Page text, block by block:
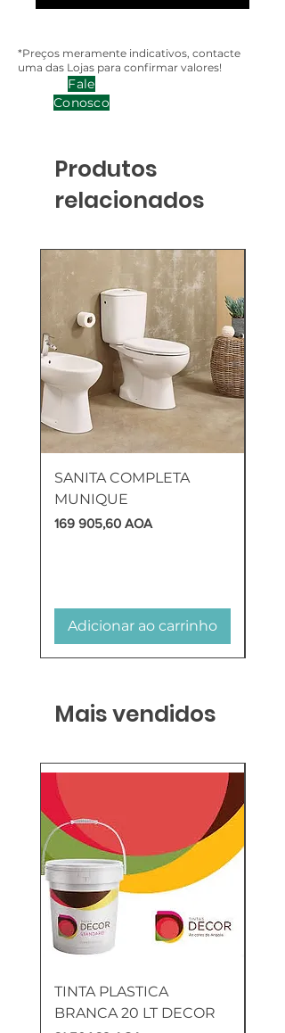
*Preços meramente indicativos, contacte
uma das Lojas para confirmar valores!
Fale
Conosco
Produtos
relacionados
SANITA COMPLETA
MUNIQUE
Preço
169 905,60 AOA
Adicionar ao carrinho
Mais vendidos
TINTA PLASTICA
BRANCA 20 LT DECOR